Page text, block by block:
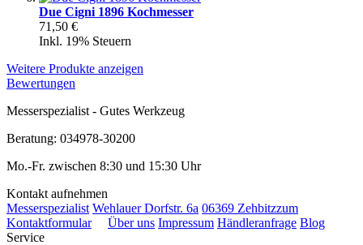
Due Cigni 1896 Kochmesser
71,50 €
Inkl. 19% Steuern
Weitere Produkte anzeigen
Bewertungen
Messerspezialist - Gutes Werkzeug
Beratung: 034978-30200
Mo.-Fr. zwischen 8:30 und 15:30 Uhr
Kontakt aufnehmen
Messerspezialist Wehlauer Dorfstr. 6a 06369 Zehbitzzum
Kontaktformular
Über uns Impressum Händleranfrage Blog
Service